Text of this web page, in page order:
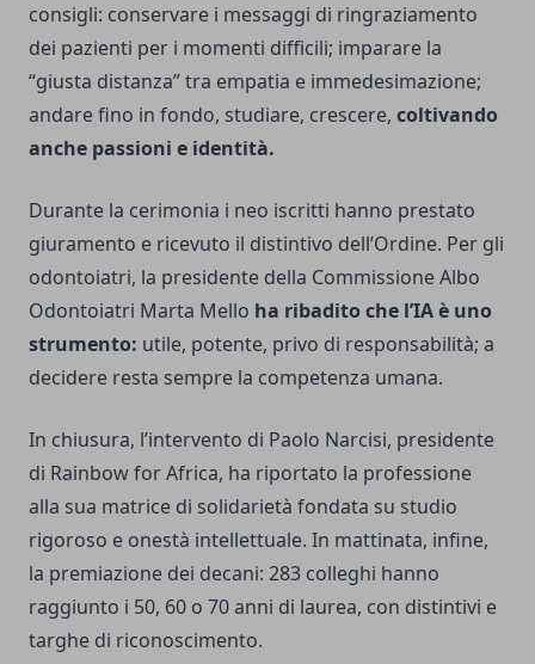
consigli: conservare i messaggi di ringraziamento
dei pazienti per i momenti difficili; imparare la
“giusta distanza” tra empatia e immedesimazione;
andare fino in fondo, studiare, crescere, coltivando
anche passioni e identità.
Durante la cerimonia i neo iscritti hanno prestato
giuramento e ricevuto il distintivo dell’Ordine. Per gli
odontoiatri, la presidente della Commissione Albo
Odontoiatri Marta Mello ha ribadito che l’IA è uno
strumento: utile, potente, privo di responsabilità; a
decidere resta sempre la competenza umana.
In chiusura, l’intervento di Paolo Narcisi, presidente
di Rainbow for Africa, ha riportato la professione
alla sua matrice di solidarietà fondata su studio
rigoroso e onestà intellettuale. In mattinata, infine,
la premiazione dei decani: 283 colleghi hanno
raggiunto i 50, 60 o 70 anni di laurea, con distintivi e
targhe di riconoscimento.